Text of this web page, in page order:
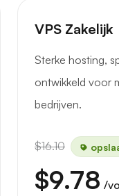
VPS Zakelijk
Sterke hosting,
ontwikkeld voor
bedrijven.
$16.10
$9.78 /